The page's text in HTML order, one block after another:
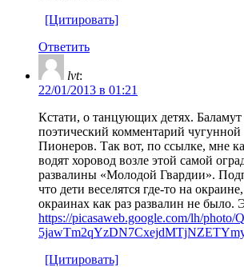
[Цитировать]
Ответить
lvt:
22/01/2013 в 01:21
Кстати, о танцующих детях. Баламут
поэтический комментарий чугунной
Пионеров. Так вот, по ссылке, мне
водят хоровод возле этой самой
развалины «Молодой Гвардии».
что дети веселятся где-то на
окраинах как раз развалин не было.
https://picasaweb.google.com/lh/
[Цитировать]